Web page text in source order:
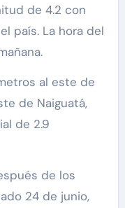
de 4.2 con
país. La hora del
al este de
de Naiguatá,
de 2.9
de los
24 de junio,